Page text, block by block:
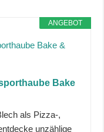
ANGEBOT
Bake
als Pizza-,
unzählige